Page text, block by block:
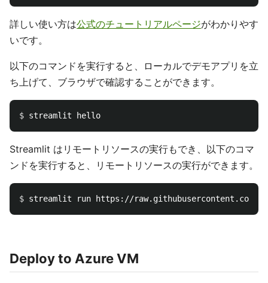
詳しい使い方は公式のチュートリアルページがわかりやす
いです。
以下のコマンドを実行すると、ローカルでデモアプリを立
ち上げて、ブラウザで確認することができます。
$
Streamlit はリモートリソースの実行もでき、以下のコマ
ンドを実行すると、リモートリソースの実行ができます。
$
Deploy to Azure VM